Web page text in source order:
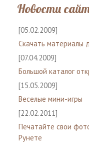
Новости
[05.02.2009]
Скачать материалы
[07.04.2009]
Большой каталог
[15.05.2009]
Веселые мини-игры
[22.02.2011]
Печатайте свои
Рунете